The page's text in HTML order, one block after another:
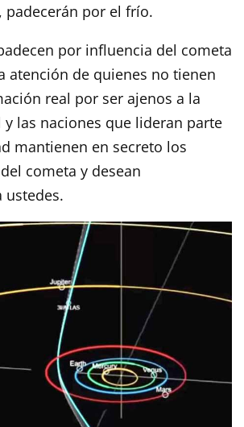
padecerán por el frío.
por influencia del cometa
atención de quienes no tienen
real por ser ajenos a la
las naciones que lideran parte
mantienen en secreto los
cometa y desean
ustedes.